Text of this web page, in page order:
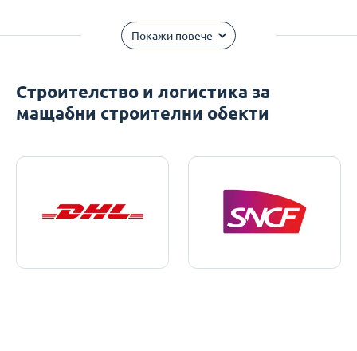
Покажи повече
Строителство и логистика за
мащабни строителни обекти